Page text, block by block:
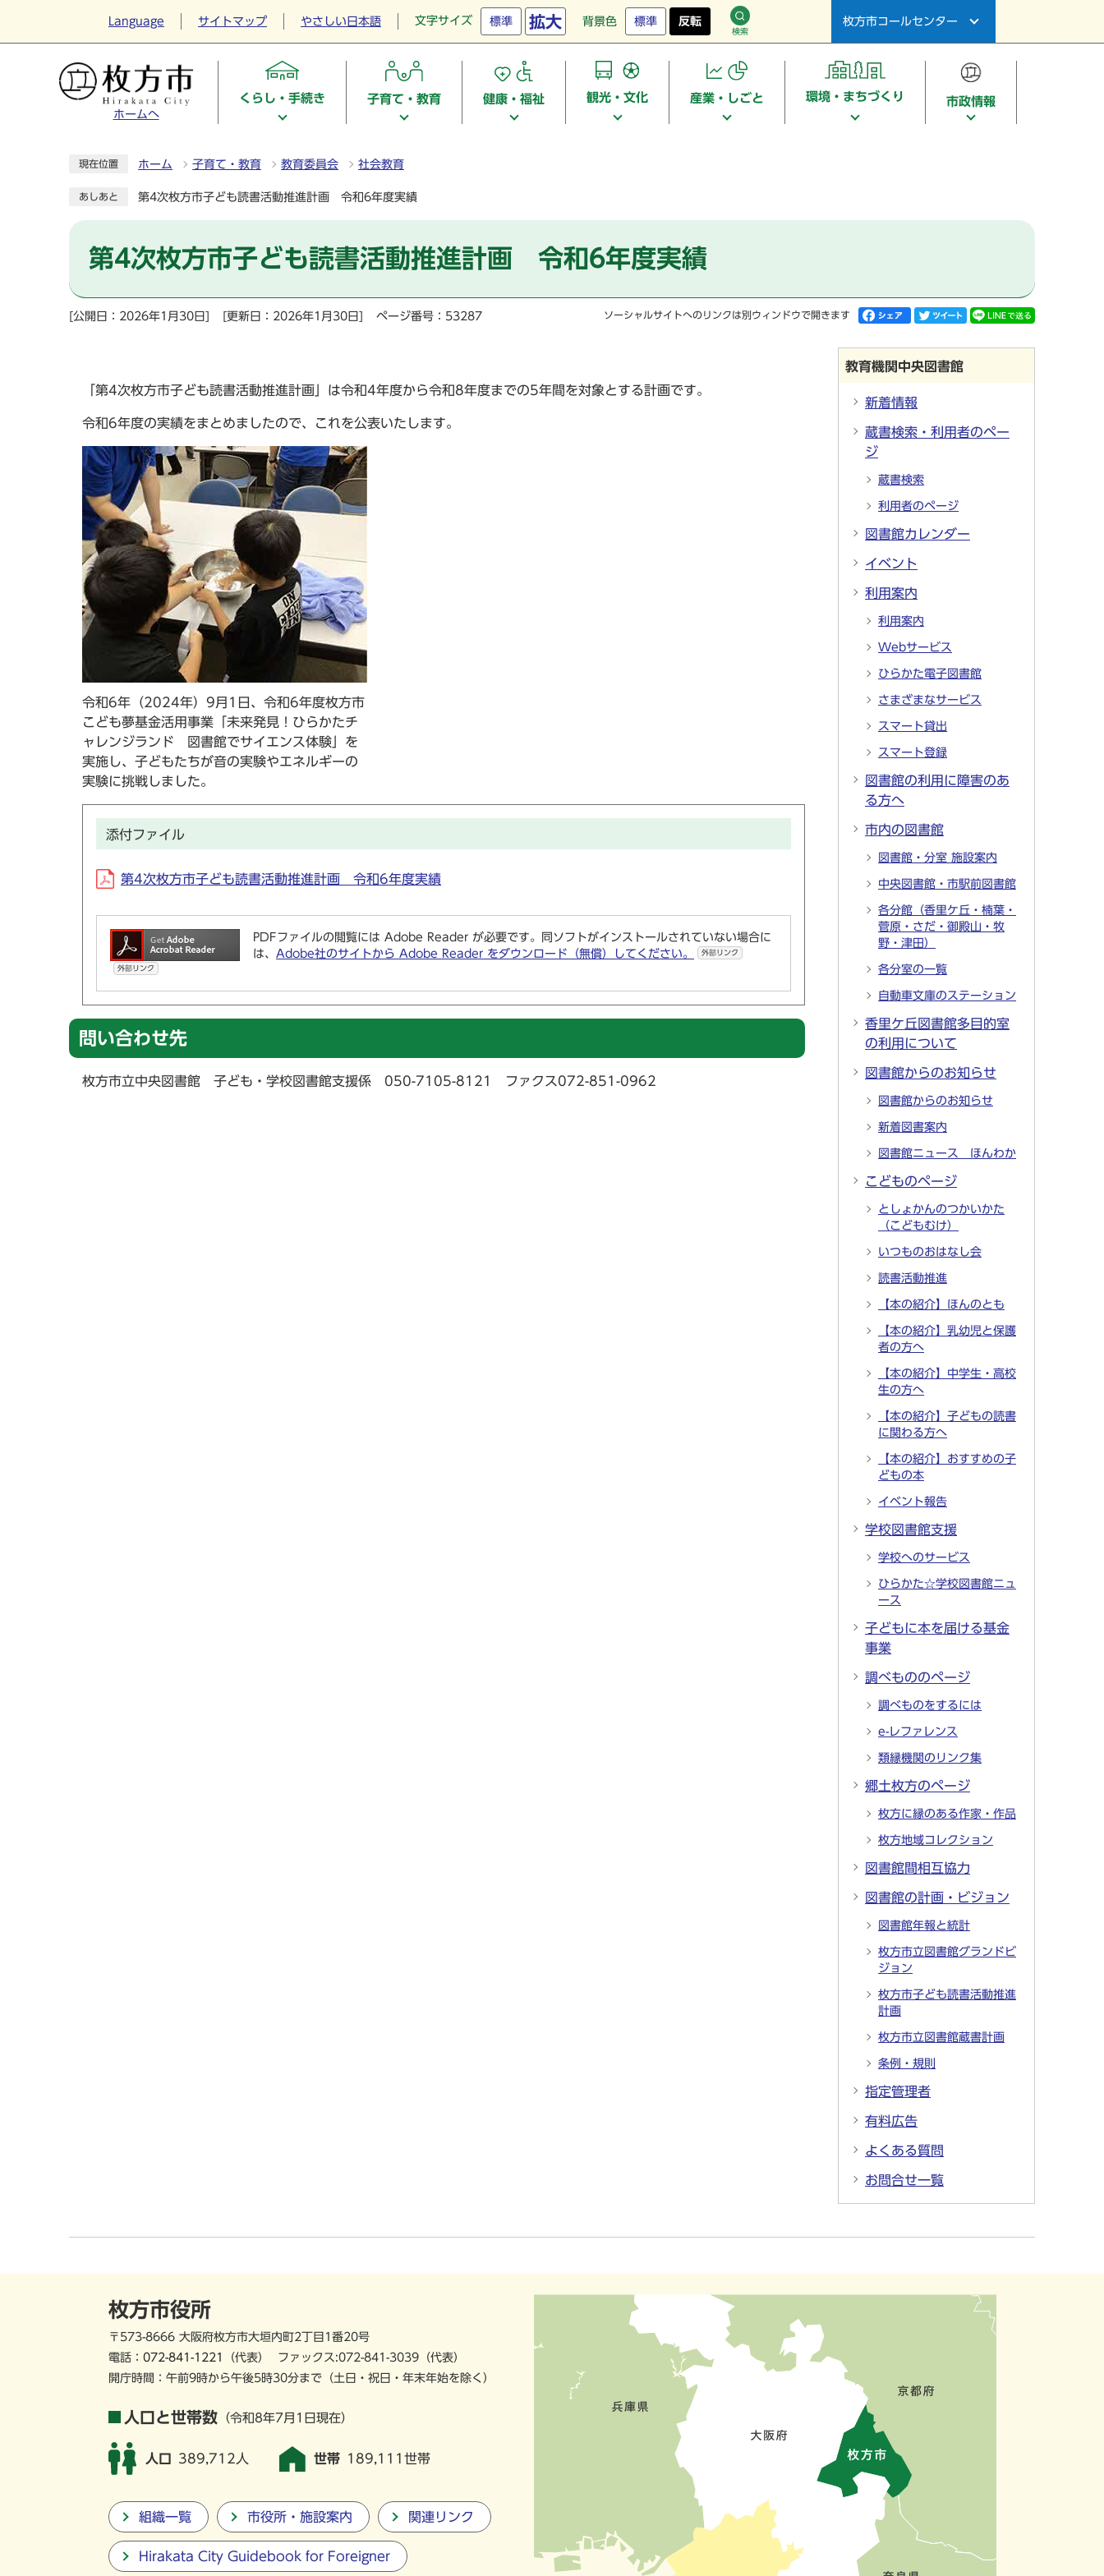
Language サイトマップ やさしい日本語 文字サイズ 標準 拡大 背景色 標準 反転
検索
枚方市コールセンター
ホームへ
くらし・手続き 子育て・教育 健康・福祉 観光・文化 産業・しごと 環境・まちづくり 市政情報
現在位置 ホーム 子育て・教育 教育委員会 社会教育
あしあと 第4次枚方市子ども読書活動推進計画 令和6年度実績
第4次枚方市子ども読書活動推進計画 令和6年度実績
[公開日：2026年1月30日] [更新日：2026年1月30日] ページ番号：53287 ソーシャルサイトへのリンクは別ウィンドウで開きます
「第4次枚方市子ども読書活動推進計画」は令和4年度から令和8年度までの5年間を対象とする計画です。
令和6年度の実績をまとめましたので、これを公表いたします。
令和6年（2024年）9月1日、令和6年度枚方市
こども夢基金活用事業「未来発見！ひらかたチ
ャレンジランド 図書館でサイエンス体験」を
実施し、子どもたちが音の実験やエネルギーの
実験に挑戦しました。
添付ファイル
第4次枚方市子ども読書活動推進計画 令和6年度実績
外部リンク
PDFファイルの閲覧には Adobe Reader が必要です。同ソフトがインストールされていない場合に
は、 Adobe社のサイトから Adobe Reader をダウンロード（無償）してください。 外部リンク
問い合わせ先
枚方市立中央図書館 子ども・学校図書館支援係 050-7105-8121 ファクス072-851-0962
教育機関中央図書館
新着情報
蔵書検索・利用者のペー
ジ
蔵書検索
利用者のページ
図書館カレンダー
イベント
利用案内
利用案内
Webサービス
ひらかた電子図書館
さまざまなサービス
スマート貸出
スマート登録
図書館の利用に障害のあ
る方へ
市内の図書館
図書館・分室 施設案内
中央図書館・市駅前図書館
各分館（香里ケ丘・楠葉・
菅原・さだ・御殿山・牧
野・津田）
各分室の一覧
自動車文庫のステーション
香里ケ丘図書館多目的室
の利用について
図書館からのお知らせ
図書館からのお知らせ
新着図書案内
図書館ニュース ほんわか
こどものページ
としょかんのつかいかた
（こどもむけ）
いつものおはなし会
読書活動推進
【本の紹介】ほんのとも
【本の紹介】乳幼児と保護
者の方へ
【本の紹介】中学生・高校
生の方へ
【本の紹介】子どもの読書
に関わる方へ
【本の紹介】おすすめの子
どもの本
イベント報告
学校図書館支援
学校へのサービス
ひらかた☆学校図書館ニュ
ース
子どもに本を届ける基金
事業
調べもののページ
調べものをするには
e-レファレンス
類縁機関のリンク集
郷土枚方のページ
枚方に縁のある作家・作品
枚方地域コレクション
図書館間相互協力
図書館の計画・ビジョン
図書館年報と統計
枚方市立図書館グランドビ
ジョン
枚方市子ども読書活動推進
計画
枚方市立図書館蔵書計画
条例・規則
指定管理者
有料広告
よくある質問
お問合せ一覧
枚方市役所
〒573-8666 大阪府枚方市大垣内町2丁目1番20号
電話： 072-841-1221 （代表） ファックス:072-841-3039（代表）
開庁時間：午前9時から午後5時30分まで （土日・祝日・年末年始を除く）
人口と世帯数 （令和8年7月1日現在）
人口 389,712人 世帯 189,111世帯
組織一覧 市役所・施設案内 関連リンク
Hirakata City Guidebook for Foreigner